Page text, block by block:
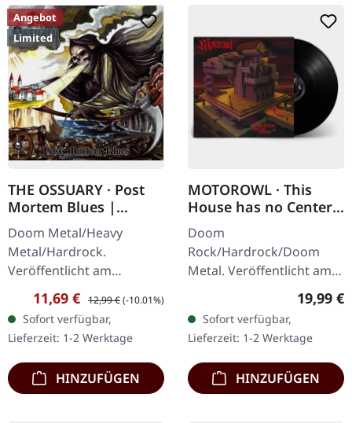
Angebot
Limited
THE OSSUARY · Post
Mortem Blues |
DIGIPAK CD
Doom Metal/Heavy
Metal/Hardrock.
Veröffentlicht am
17.02.2017, auf Supreme
Chaos Records. Limitierte
Erstauflage als Digipak.
Debüt-Album der…
Verkaufspreis:
11,69 € Regulärer Preis:
12,99 €(-10.01%)
Sofort verfügbar,
Lieferzeit: 1-2 Werktage
HINZUFÜGEN
MOTOROWL · This
House has no Center |
BLACK LP
Doom
Rock/Hardrock/Doom
Metal. Veröffentlicht am
16.02.2024, auf Supreme
Schwarzes Vinyl im
schweren Cover mit Lyrics
Insert. · 140g…
19,99 €
Sofort verfügbar,
Lieferzeit: 1-2 Werktage
HINZUFÜGEN